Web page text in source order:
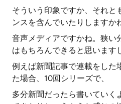
そういう印象ですか、それと
ンスを含んでいたりしますか
音声メディアですかね。狭い
はもちろんできると思います
例えば新聞記事で連載をした
た場合、10回シリーズで、
多分新聞だったら書いていく